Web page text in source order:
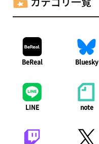
BeReal Bluesky
LINE note